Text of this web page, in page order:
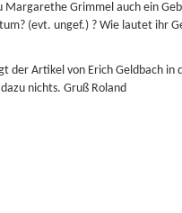
Margarethe Grimmel auch ein
(evt. ungef.) ? Wie lautet ihr
der Artikel von Erich Geldbach in
nichts. Gruß Roland